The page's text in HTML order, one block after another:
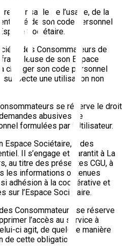
responsable de l’usage, de la
de son code personnel
Sociétaire.
des Consommateurs de
de son Espace
changer son code personnel
suspecte une utilisation non
se réserve le droit
abusives de
formulées par l’Utilisateur.
Espace Sociétaire, à des
Il s’engage et garantit à La
au titre des présentes CGU, à
les informations obtenues
adhésion à la coopérative et
sur l’Espace Sociétaire.
Consommateurs se réserve
l’accès au service à
ci agit, de quelque manière
cette obligation.